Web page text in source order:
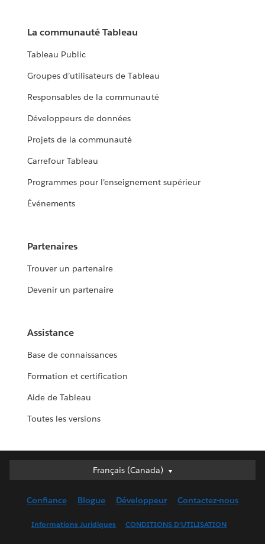
La communauté Tableau
Tableau Public
Groupes d’utilisateurs de Tableau
Responsables de la communauté
Développeurs de données
Projets de la communauté
Carrefour Tableau
Programmes pour l’enseignement supérieur
Événements
Partenaires
Trouver un partenaire
Devenir un partenaire
Assistance
Base de connaissances
Formation et certification
Aide de Tableau
Toutes les versions
Français (Canada)
Français (Canada)
English (UK)
Confiance Blogue Développeur Contactez-nous
Informations Juridiques CONDITIONS D’UTILISATION